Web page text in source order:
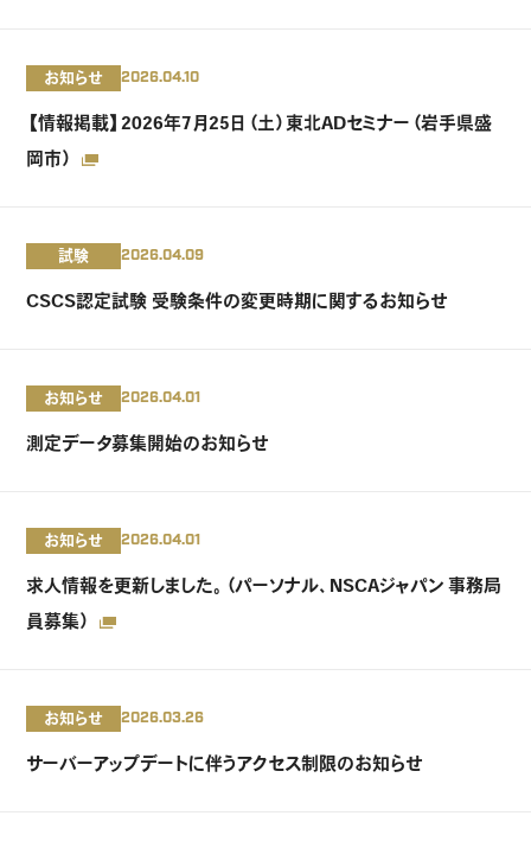
お知らせ 2026.04.10
【情報掲載】2026年7月25日（土）東北ADセミナー（岩手県盛
岡市）
試験 2026.04.09
CSCS認定試験 受験条件の変更時期に関するお知らせ
お知らせ 2026.04.01
測定データ募集開始のお知らせ
お知らせ 2026.04.01
求人情報を更新しました。（パーソナル、NSCAジャパン 事務局
員募集）
お知らせ 2026.03.26
サーバーアップデートに伴うアクセス制限のお知らせ